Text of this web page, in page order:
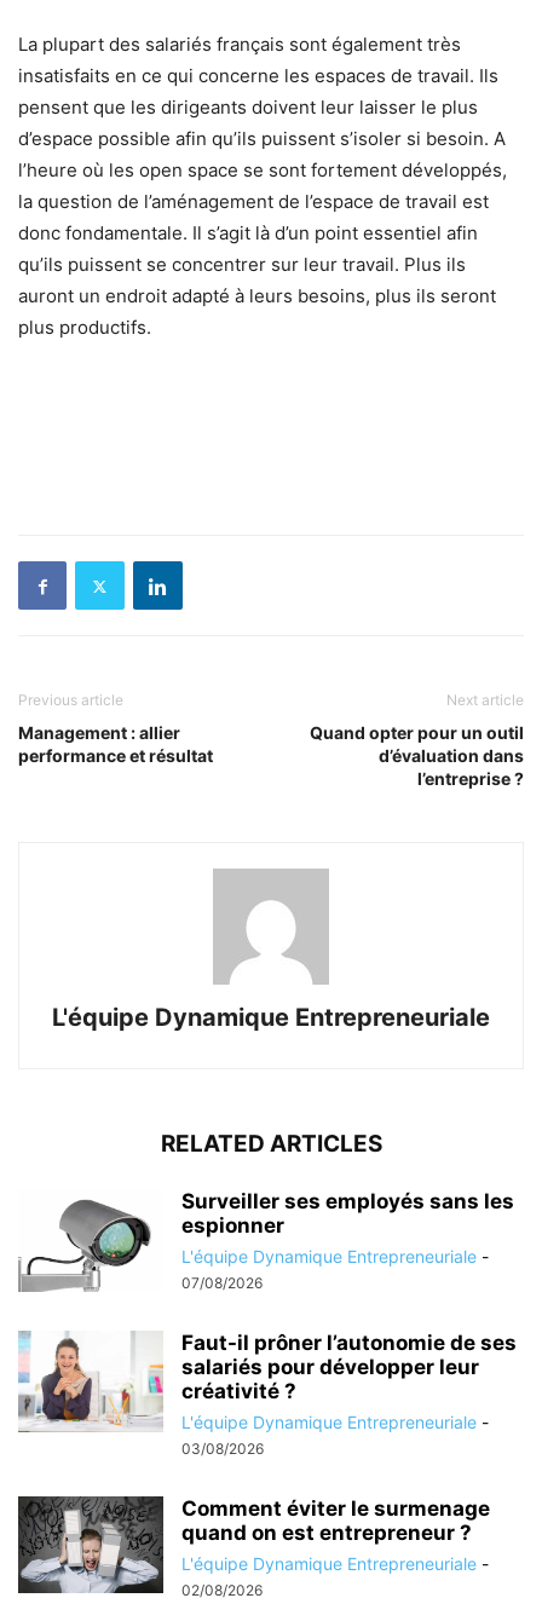
La plupart des salariés français sont également très
insatisfaits en ce qui concerne les espaces de travail. Ils
pensent que les dirigeants doivent leur laisser le plus
d’espace possible afin qu’ils puissent s’isoler si besoin. A
l’heure où les open space se sont fortement développés,
la question de l’aménagement de l’espace de travail est
donc fondamentale. Il s’agit là d’un point essentiel afin
qu’ils puissent se concentrer sur leur travail. Plus ils
auront un endroit adapté à leurs besoins, plus ils seront
plus productifs.
Previous article
Management : allier
performance et résultat
Next article
Quand opter pour un outil
d’évaluation dans
l’entreprise ?
L'équipe Dynamique Entrepreneuriale
RELATED ARTICLES
Surveiller ses employés sans les
espionner
L'équipe Dynamique Entrepreneuriale -
07/08/2026
Faut-il prôner l’autonomie de ses
salariés pour développer leur
créativité ?
L'équipe Dynamique Entrepreneuriale -
03/08/2026
Comment éviter le surmenage
quand on est entrepreneur ?
L'équipe Dynamique Entrepreneuriale -
02/08/2026